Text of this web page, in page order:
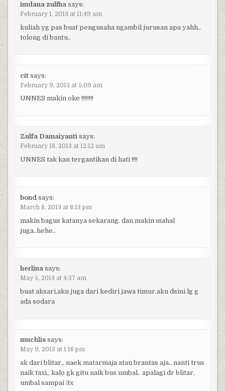
imdana zulfha says:
February 1, 2013 at 11:49 am
kuliah yg pas buat pengusaha ngambil jurusan apa yahh..
tolong di bantu..
cit says:
February 9, 2013 at 5:09 am
UNNES makin oke !!!!!!!!
Zulfa Damaiyanti says:
February 18, 2013 at 12:12 am
UNNES tak kan tergantikan di hati !!!!
bond says:
March 8, 2013 at 8:13 pm
makin bagus katanya sekarang. dan makin mahal
juga..hehe..
herlina says:
May 5, 2013 at 4:37 am
buat aksari,aku juga dari kediri jawa timur.aku dsini lg g
ada sodara
muchlis says:
May 9, 2013 at 1:16 pm
ak dari blitar,, naek matarmaja atau brantas aja.. nanti trus
naik taxi,, kalo gk gitu naik bus umbal.. apalagi dr blitar,
umbal sampai 3x